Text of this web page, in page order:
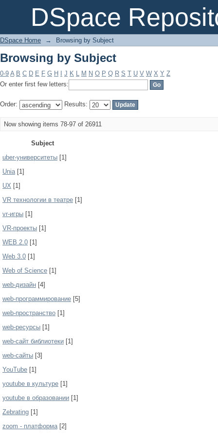
DSpace
Browsing by Subject
DSpace Home → Browsing by Subject
Browsing by Subject
0-9 A B C D E F G H J K L M N O P Q R S T U V W X Y Z
Or enter first few letters:
Order: Results:
Now showing items 78-97 of 26911
Subject
uber-университеты [1]
Unia[1]
UX [1]
VR технологии в театре [1]
vr-игры [1]
VR-проекты [1]
WEB 2.0 [1]
Web 3.0 [1]
Web of Science [1]
web-дизайн [4]
web-программирование [5]
web-пространство [1]
web-ресурсы [1]
web-сайт библиотеки [1]
web-сайты [3]
YouTube [1]
youtube в культуре [1]
youtube в образовании [1]
Zebrating [1]
zoom - платформа[2]